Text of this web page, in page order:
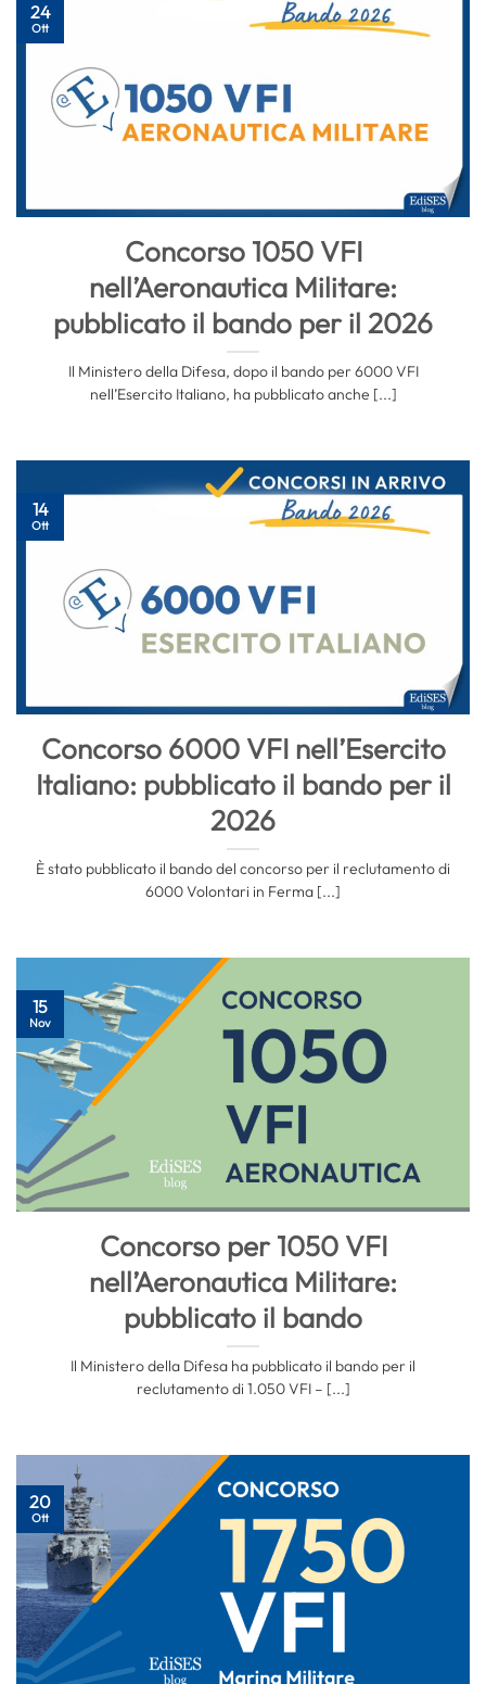
Concorso 1050 VFI
nell’Aeronautica Militare:
pubblicato il bando per il 2026
Il Ministero della Difesa, dopo il bando per 6000 VFI
nell’Esercito Italiano, ha pubblicato anche [...]
24
Ott
Concorso 6000 VFI nell’Esercito
Italiano: pubblicato il bando per il
2026
È stato pubblicato il bando del concorso per il reclutamento di
6000 Volontari in Ferma [...]
14
Ott
Concorso per 1050 VFI
nell’Aeronautica Militare:
pubblicato il bando
Il Ministero della Difesa ha pubblicato il bando per il
reclutamento di 1.050 VFI – [...]
15
Nov
20
Ott